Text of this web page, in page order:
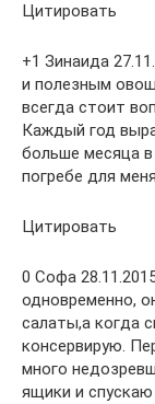
Цитировать
+1 Зинаида
и полезным
всегда стоит
Каждый год
больше месяца в
погребе для
Цитировать
0 Софа
одновременно,
салаты,а когда
консервирую.
много
ящики и